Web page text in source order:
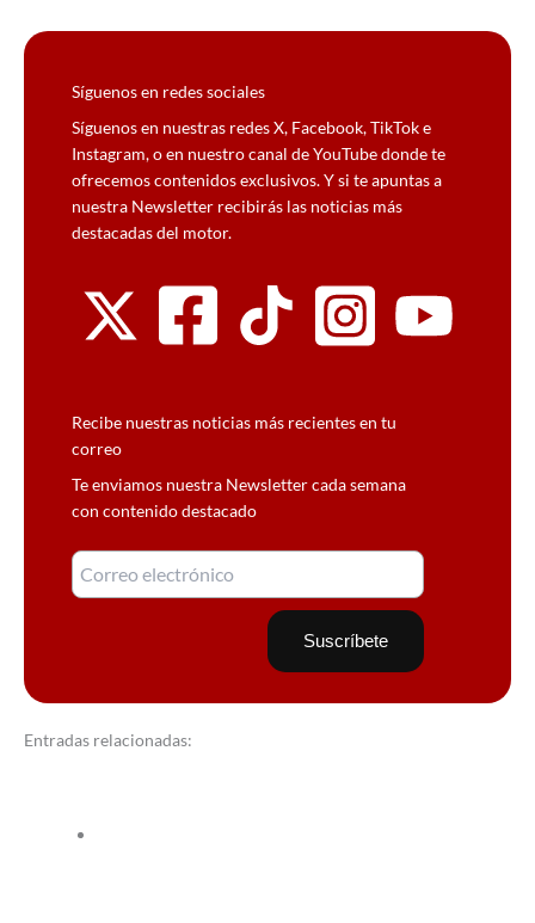
Síguenos en redes sociales
Síguenos en nuestras redes X, Facebook, TikTok e
Instagram, o en nuestro canal de YouTube donde te
ofrecemos contenidos exclusivos. Y si te apuntas a
nuestra Newsletter recibirás las noticias más
destacadas del motor.
Recibe nuestras noticias más recientes en tu
correo
Te enviamos nuestra Newsletter cada semana
con contenido destacado
Entradas relacionadas: